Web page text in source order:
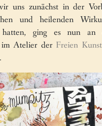
uns zunächst in der
und heilenden
hatten, ging es nun an
im Atelier der Freien